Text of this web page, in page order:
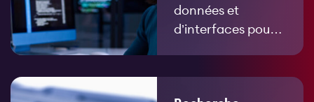
données et
d’interfaces pour